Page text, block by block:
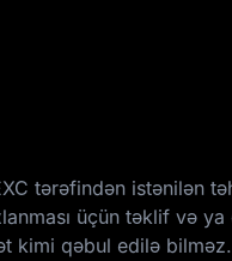
tərəfindən istənilən
üçün təklif və
kimi qəbul edilə